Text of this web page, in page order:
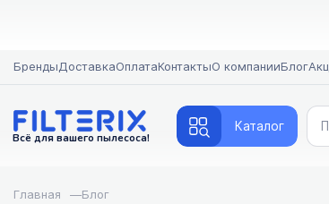
БрендыДоставкаОплатаКонтактыО компанииБлог
Всё для вашего пылесоса!
Каталог
Главная —Блог